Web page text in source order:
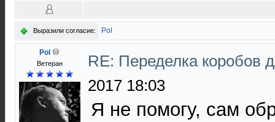
Выразили согласие: Pol
Pol
Ветеран
RE: Переделка коробов
2017 18:03
Я не помогу, сам